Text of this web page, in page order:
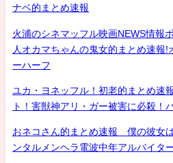
ナベ的まとめ速報
火浦のシネマッフル映画NEWS情報
人オカマちゃんの鬼女的まとめ速報
ーハーフ
ユカ・ヨネッフル！初老的まとめ速
ト！害獣神アリ・ガー被害に必殺！
おネコさん的まとめ速報 僕の彼女
ンタルメンヘラ電波中年アルバイタ